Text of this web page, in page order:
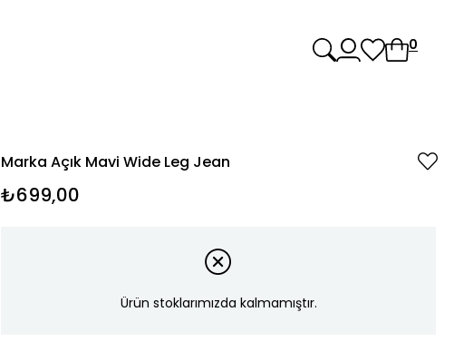
0
Marka Açık Mavi Wide Leg Jean
₺699,00
Ürün stoklarımızda kalmamıştır.